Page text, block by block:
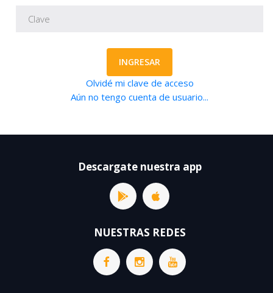
INGRESAR
Olvidé mi clave de acceso
Aún no tengo cuenta de usuario...
Descargate nuestra app
NUESTRAS REDES